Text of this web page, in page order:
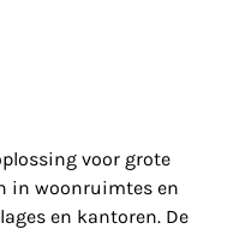
voor grote
in woonruimtes en
en kantoren. De